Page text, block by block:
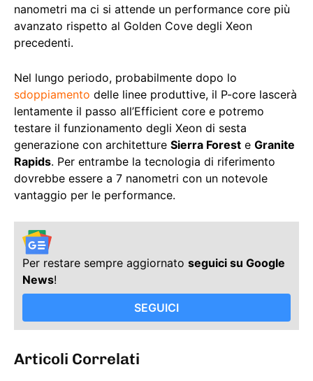
nanometri ma ci si attende un performance core più
avanzato rispetto al Golden Cove degli Xeon
precedenti.
Nel lungo periodo, probabilmente dopo lo
sdoppiamento delle linee produttive, il P-core lascerà
lentamente il passo all’Efficient core e potremo
testare il funzionamento degli Xeon di sesta
generazione con architetture Sierra Forest e Granite
Rapids. Per entrambe la tecnologia di riferimento
dovrebbe essere a 7 nanometri con un notevole
vantaggio per le performance.
Per restare sempre aggiornato seguici su Google
News!
SEGUICI
Articoli Correlati